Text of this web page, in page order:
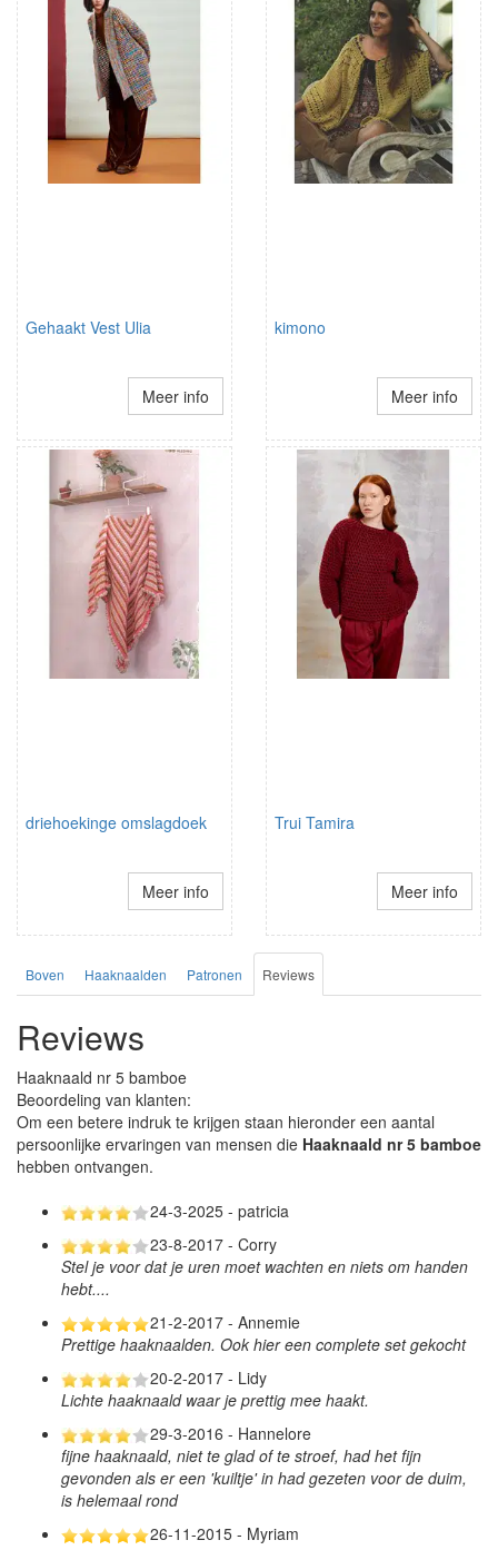
Gehaakt Vest Ulia
Meer info
kimono
Meer info
driehoekinge omslagdoek
Meer info
Trui Tamira
Meer info
Boven Haaknaalden Patronen Reviews
Reviews
Haaknaald nr 5 bamboe
Beoordeling van klanten:
Om een betere indruk te krijgen staan hieronder een aantal
persoonlijke ervaringen van mensen die Haaknaald nr 5 bamboe
hebben ontvangen.
24-3-2025 - patricia
23-8-2017 - Corry
Stel je voor dat je uren moet wachten en niets om handen
hebt....
21-2-2017 - Annemie
Prettige haaknaalden. Ook hier een complete set gekocht
20-2-2017 - Lidy
Lichte haaknaald waar je prettig mee haakt.
29-3-2016 - Hannelore
fijne haaknaald, niet te glad of te stroef, had het fijn
gevonden als er een 'kuiltje' in had gezeten voor de duim,
is helemaal rond
26-11-2015 - Myriam